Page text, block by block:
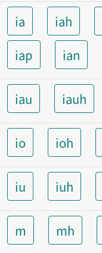
ia iah
iap
ian
iau iauh
io ioh
iu iuh
m mh